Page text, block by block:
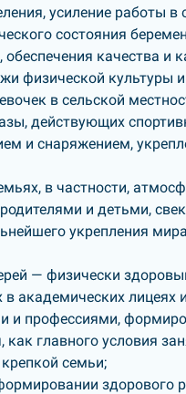
усиление работы в
состояния
качества и
физической культуры и
в сельской
действующих
и снаряжением,
в частности,
и детьми,
укрепления
— физически
в академических
профессиями,
главного условия
семьи;
здорового